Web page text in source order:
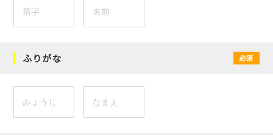
ふりがな 必須